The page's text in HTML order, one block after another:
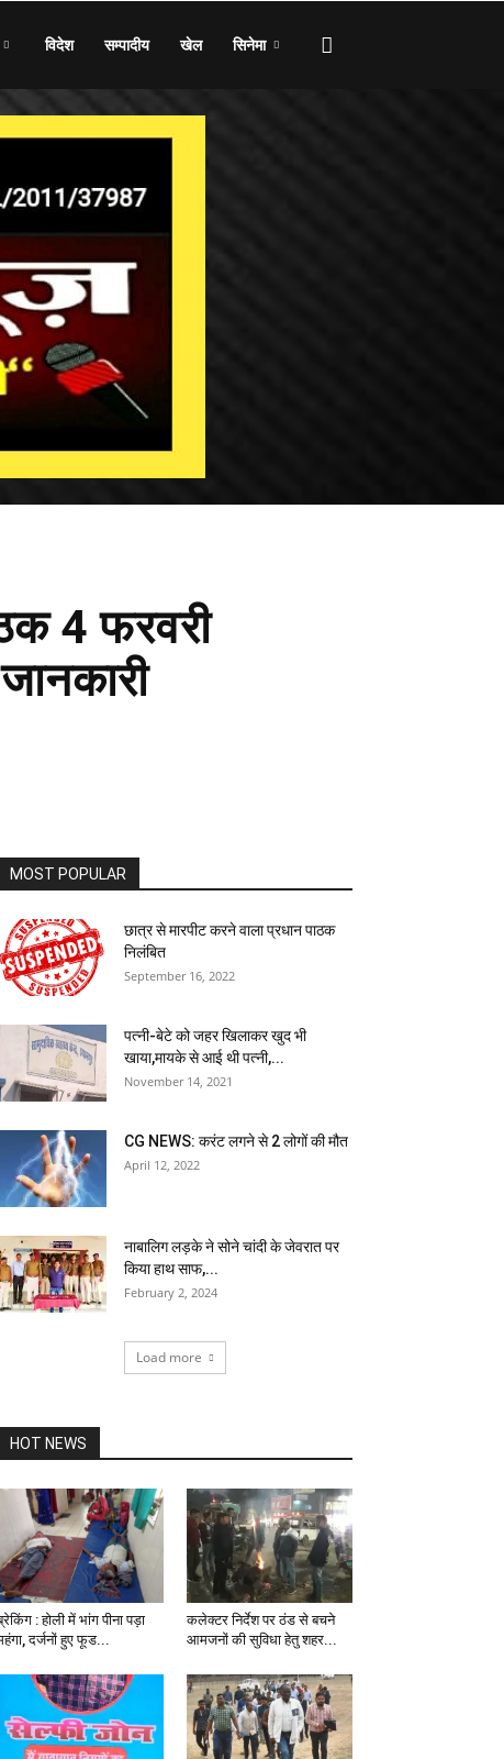
विदेश सम्पादीय खेल सिनेमा
4 फरवरी
MOST POPULAR
छात्र से मारपीट करने वाला प्रधान पाठक
निलंबित
September 16, 2022
पत्नी-बेटे को जहर खिलाकर खुद भी
खाया,मायके से आई थी पत्नी,...
November 14, 2021
CG NEWS: करंट लगने से 2 लोगों की मौत
April 12, 2022
नाबालिग लड़के ने सोने चांदी के जेवरात पर
किया हाथ साफ,...
February 2, 2024
Load more
HOT NEWS
: होली में भांग पीना पड़ा
दर्जनों हुए फूड...
कलेक्टर निर्देश पर ठंड से बचने
आमजनों की सुविधा हेतु शहर...